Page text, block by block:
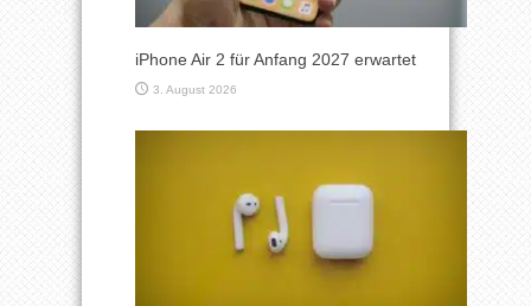
iPhone Air 2 für Anfang 2027 erwartet
3. August 2026